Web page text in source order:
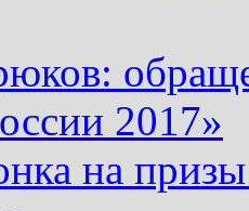
2017»
на